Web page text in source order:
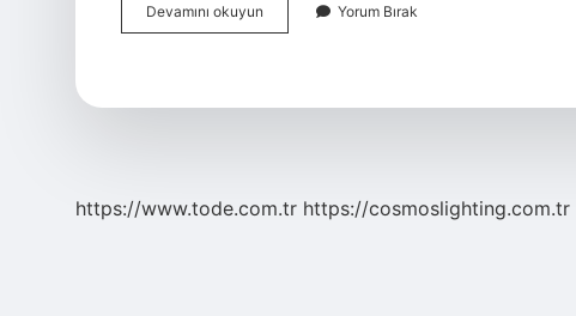
Devamını okuyun Boykota
Nasıl
Yorum Bırak
https://www.tode.com.tr https://cosmoslighting.com.tr